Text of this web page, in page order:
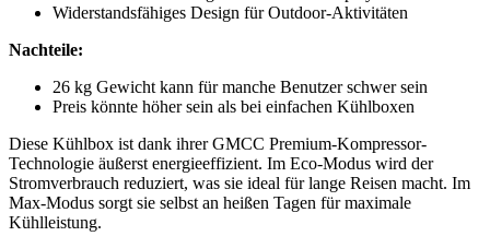
Widerstandsfähiges Design für Outdoor-Aktivitäten
Nachteile:
26 kg Gewicht‌ kann für manche Benutzer schwer sein
Preis könnte höher sein als bei einfachen‌ Kühlboxen
Diese Kühlbox ist‍ dank ihrer GMCC Premium-Kompressor-
Technologie äußerst energieeffizient. Im Eco-Modus wird der
Stromverbrauch⁣ reduziert,​ was sie ideal für lange Reisen macht. Im‌
Max-Modus sorgt sie selbst an heißen‌ Tagen⁢ für maximale
Kühlleistung.